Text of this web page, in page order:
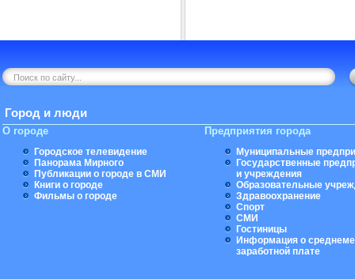
Город и люди
О городе
Городское телевидение
Панорама Мирного
Публикации о городе в СМИ
Книги о городе
Фильмы о городе
Предприятия города
Муниципальные
Государственные
и учреждения
Образовательные
Здравоохранение
Спорт
СМИ
Гостиницы
Информация о
заработной плате